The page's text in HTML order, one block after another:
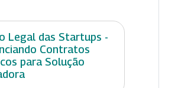
Legal das Startups -
Contratos
para Solução